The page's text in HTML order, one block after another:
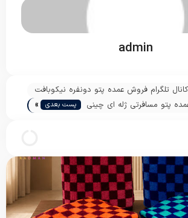
admin
کانال تلگرام فروش عمده پتو دونفره نیکوبافت
پتو مسافرتی ژله ای چینی
پست بعدی »